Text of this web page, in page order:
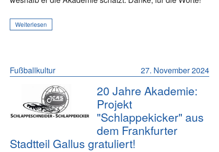
Weiterlesen
27. November 2024
Fußballkultur
20 Jahre Akademie:
Projekt
"Schlappekicker" aus
dem Frankfurter
Stadtteil Gallus gratuliert!